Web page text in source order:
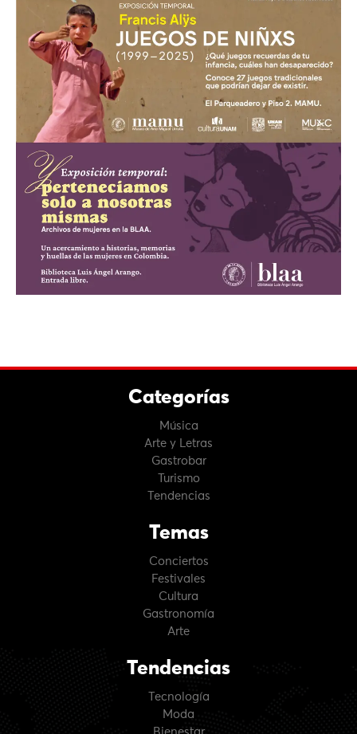
Categorías
Música
Arte y Letras
Gastrobar
Turismo
Tendencias
Temas
Conciertos
Festivales
Cultura
Gastronomía
Arte
Tendencias
Tecnología
Moda